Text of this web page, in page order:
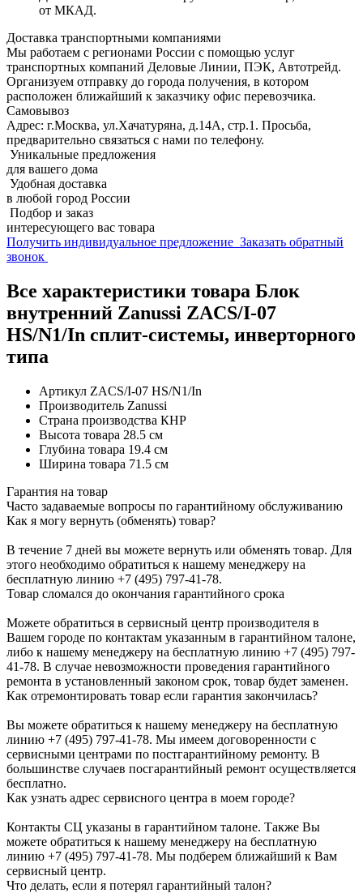
от МКАД.
Доставка транспортными компаниями
Мы работаем с регионами России с помощью услуг
транспортных компаний Деловые Линии, ПЭК, Автотрейд.
Организуем отправку до города получения, в котором
расположен ближайший к заказчику офис перевозчика.
Самовывоз
Адрес: г.Москва, ул.Хачатуряна, д.14А, стр.1. Просьба,
предварительно связаться с нами по телефону.
Уникальные предложения
для вашего дома
Удобная доставка
в любой город России
Подбор и заказ
интересующего вас товара
Получить индивидуальное предложение Заказать обратный
звонок
Все характеристики товара Блок
внутренний Zanussi ZACS/I-07
HS/N1/In сплит-системы, инверторного
типа
Артикул ZACS/I-07 HS/N1/In
Производитель Zanussi
Страна производства КНР
Высота товара 28.5 см
Глубина товара 19.4 см
Ширина товара 71.5 см
Гарантия на товар
Часто задаваемые вопросы по гарантийному обслуживанию
Как я могу вернуть (обменять) товар?
В течение 7 дней вы можете вернуть или обменять товар. Для
этого необходимо обратиться к нашему менеджеру на
бесплатную линию +7 (495) 797-41-78.
Товар сломался до окончания гарантийного срока
Можете обратиться в сервисный центр производителя в
Вашем городе по контактам указанным в гарантийном талоне,
либо к нашему менеджеру на бесплатную линию +7 (495) 797-
41-78. В случае невозможности проведения гарантийного
ремонта в установленный законом срок, товар будет заменен.
Как отремонтировать товар если гарантия закончилась?
Вы можете обратиться к нашему менеджеру на бесплатную
линию +7 (495) 797-41-78. Мы имеем договоренности с
сервисными центрами по постгарантийному ремонту. В
большинстве случаев посгарантийный ремонт осуществляется
бесплатно.
Как узнать адрес сервисного центра в моем городе?
Контакты СЦ указаны в гарантийном талоне. Также Вы
можете обратиться к нашему менеджеру на бесплатную
линию +7 (495) 797-41-78. Мы подберем ближайший к Вам
сервисный центр.
Что делать, если я потерял гарантийный талон?